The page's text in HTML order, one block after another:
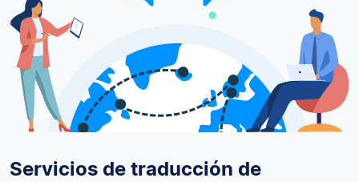
Servicios de traducción de